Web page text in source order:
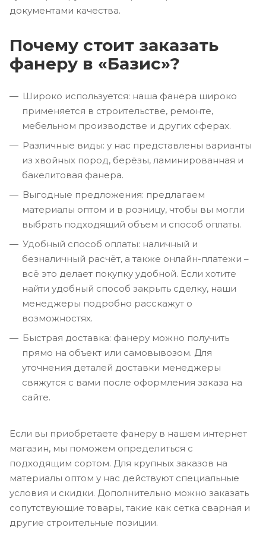
документами качества.
Почему стоит заказать
фанеру в «Базис»?
Широко используется: наша фанера широко
применяется в строительстве, ремонте,
мебельном производстве и других сферах.
Различные виды: у нас представлены варианты
из хвойных пород, берёзы, ламинированная и
бакелитовая фанера.
Выгодные предложения: предлагаем
материалы оптом и в розницу, чтобы вы могли
выбрать подходящий объем и способ оплаты.
Удобный способ оплаты: наличный и
безналичный расчёт, а также онлайн-платежи –
всё это делает покупку удобной. Если хотите
найти удобный способ закрыть сделку, наши
менеджеры подробно расскажут о
возможностях.
Быстрая доставка: фанеру можно получить
прямо на объект или самовывозом. Для
уточнения деталей доставки менеджеры
свяжутся с вами после оформления заказа на
сайте.
Если вы приобретаете фанеру в нашем интернет
магазин, мы поможем определиться с
подходящим сортом. Для крупных заказов на
материалы оптом у нас действуют специальные
условия и скидки. Дополнительно можно заказать
сопутствующие товары, такие как сетка сварная и
другие строительные позиции.